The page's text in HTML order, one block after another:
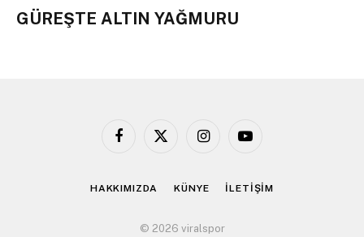
GÜREŞTE ALTIN YAĞMURU
Facebook
X
InstagramYouTube
HAKKIMIZDA KÜNYE İLETİŞİM
© 2026 viralspor